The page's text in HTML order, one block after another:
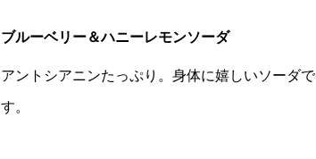
ブルーベリー＆ハニーレモンソーダ
アントシアニンたっぷり。身体に嬉しいソーダで
す。